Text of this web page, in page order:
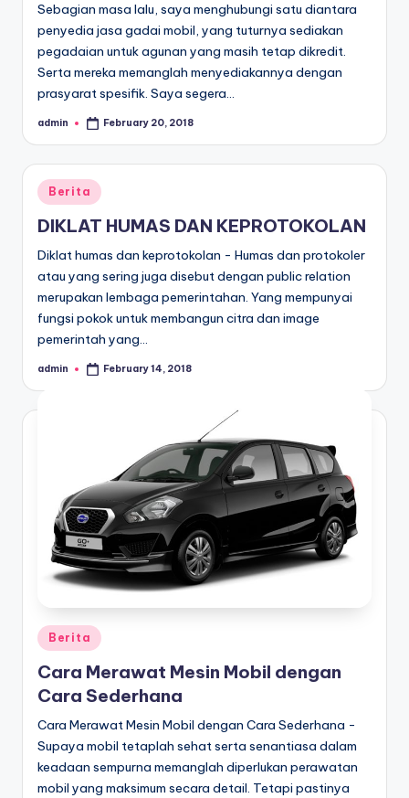
Sebagian masa lalu, saya menghubungi satu diantara
penyedia jasa gadai mobil, yang tuturnya sediakan
pegadaian untuk agunan yang masih tetap dikredit.
Serta mereka memanglah menyediakannya dengan
prasyarat spesifik. Saya segera…
Posted
admin February 20, 2018
Posted
in
Berita
DIKLAT HUMAS DAN KEPROTOKOLAN
Diklat humas dan keprotokolan - Humas dan protokoler
atau yang sering juga disebut dengan public relation
merupakan lembaga pemerintahan. Yang mempunyai
fungsi pokok untuk membangun citra dan image
pemerintah yang…
Posted
admin February 14, 2018
Posted
in
Berita
Cara Merawat Mesin Mobil dengan
Cara Sederhana
Cara Merawat Mesin Mobil dengan Cara Sederhana -
Supaya mobil tetaplah sehat serta senantiasa dalam
keadaan sempurna memanglah diperlukan perawatan
mobil yang maksimum secara detail. Tetapi pastinya